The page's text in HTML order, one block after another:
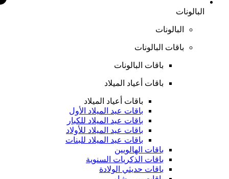
البالونات
البالونات
باقات البالونات
باقات البالونات
باقات أعياد الميلاد
باقات أعياد الميلاد
باقات عيد الميلاد الأول
باقات عيد الميلاد للكبار
باقات عيد الميلاد للأولاد
باقات عيد الميلاد للبنات
باقات الهالويين
باقات الذكريات السنوية
باقات حديثي الولادة